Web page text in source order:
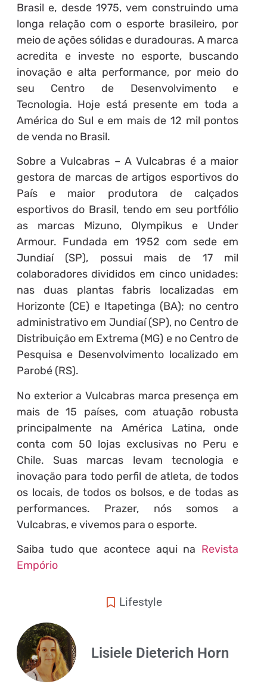
Brasil e, desde 1975, vem construindo uma
longa relação com o esporte brasileiro, por
meio de ações sólidas e duradouras. A marca
acredita e investe no esporte, buscando
inovação e alta performance, por meio do
seu Centro de Desenvolvimento e
Tecnologia. Hoje está presente em toda a
América do Sul e em mais de 12 mil pontos
de venda no Brasil.
Sobre a Vulcabras – A Vulcabras é a maior
gestora de marcas de artigos esportivos do
País e maior produtora de calçados
esportivos do Brasil, tendo em seu portfólio
as marcas Mizuno, Olympikus e Under
Armour. Fundada em 1952 com sede em
Jundiaí (SP), possui mais de 17 mil
colaboradores divididos em cinco unidades:
nas duas plantas fabris localizadas em
Horizonte (CE) e Itapetinga (BA); no centro
administrativo em Jundiaí (SP), no Centro de
Distribuição em Extrema (MG) e no Centro de
Pesquisa e Desenvolvimento localizado em
Parobé (RS).
No exterior a Vulcabras marca presença em
mais de 15 países, com atuação robusta
principalmente na América Latina, onde
conta com 50 lojas exclusivas no Peru e
Chile. Suas marcas levam tecnologia e
inovação para todo perfil de atleta, de todos
os locais, de todos os bolsos, e de todas as
performances. Prazer, nós somos a
Vulcabras, e vivemos para o esporte.
Saiba tudo que acontece aqui na Revista
Empório
Lifestyle
Lisiele Dieterich Horn